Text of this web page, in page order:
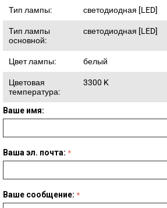
Тип лампы: светодиодная [LED]
Тип лампы
основной:
светодиодная [LED]
Цвет лампы: белый
Цветовая
температура:
3300 K
Ваше имя:
Ваша эл. почта:
Ваше сообщение: